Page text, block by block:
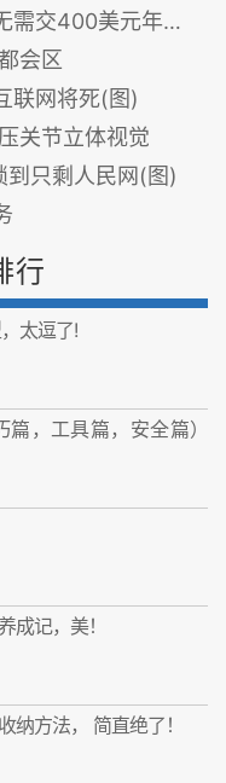
400美元年费(图)
会区
联网将死(图)
关节立体视觉
到只剩人民网(图)
行
太逗了!
，工具篇，安全篇）
成记，美！
纳方法， 简直绝了！